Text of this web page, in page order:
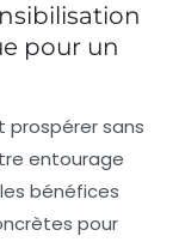
pour un
sans
entourage
bénéfices
pour